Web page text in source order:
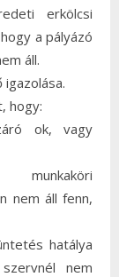
erkölcsi
a pályázó
áll.
hogy:
ok, vagy
nem áll fenn,
hatálya
nem